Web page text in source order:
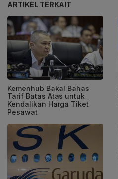
ARTIKEL TERKAIT
Kemenhub Bakal Bahas
Tarif Batas Atas untuk
Kendalikan Harga Tiket
Pesawat